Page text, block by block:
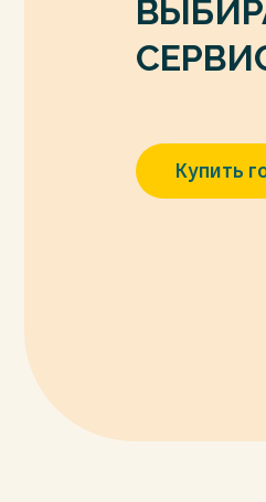
http://
9.
10.
категории в
доступа:
назначения»
12.
(ред. от
14.
Купить